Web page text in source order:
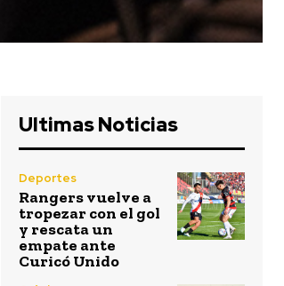
Ultimas Noticias
Deportes
Rangers vuelve a
tropezar con el gol
y rescata un
empate ante
Curicó Unido